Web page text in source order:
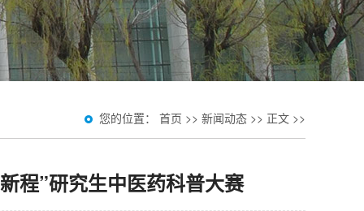
您的位置： 首页 >> 新闻动态 >> 正文 >>
程”研究生中医药科普大赛